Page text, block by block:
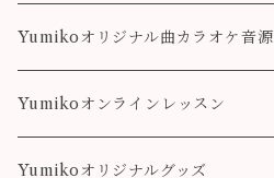
Destiny
colorful
Landscape
Fairy Song
Yumikoオリジナル曲カラオケ音源
Pleasure
Destiny
Yumikoオンラインレッスン
Yumikoオリジナルグッズ